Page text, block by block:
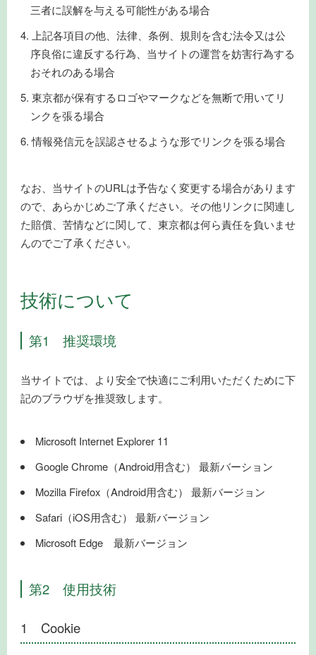
三者に誤解を与える可能性がある場合
上記各項目の他、法律、条例、規則を含む法令又は公
序良俗に違反する行為、当サイトの運営を妨害行為する
おそれのある場合
東京都が保有するロゴやマークなどを無断で用いてリ
ンクを張る場合
情報発信元を誤認させるような形でリンクを張る場合
なお、当サイトのURLは予告なく変更する場合があります
ので、あらかじめご了承ください。その他リンクに関連し
た賠償、苦情などに関して、東京都は何ら責任を負いませ
んのでご了承ください。
技術について
第1 推奨環境
当サイトでは、より安全で快適にご利用いただくために下
記のブラウザを推奨致します。
Microsoft Internet Explorer 11
Google Chrome（Android用含む） 最新バーション
Mozilla Firefox（Android用含む） 最新バージョン
Safari（iOS用含む） 最新バージョン
Microsoft Edge 最新バージョン
第2 使用技術
1 Cookie